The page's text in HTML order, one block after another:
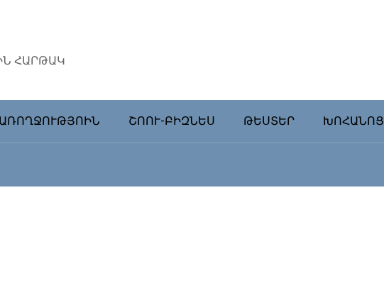
ՀԱՐԹԱԿ
ԱՌՈՂՋՈՒԹՅՈԻՆ ՇՈՈՒ-ԲԻԶՆԵՍ ԹԵՍՏԵՐ ԽՈՀԱՆՈՑ